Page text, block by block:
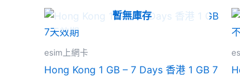
暫無庫存
esim上網卡
Hong Kong 1 GB – 7 Days 香港 1 GB 7